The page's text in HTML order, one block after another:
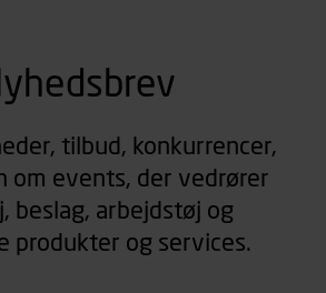
tilbud, konkurrencer,
om events, der vedrører
beslag, arbejdstøj og
produkter og services.